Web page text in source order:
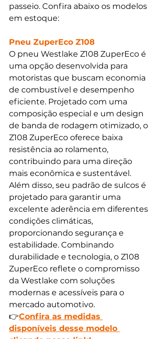
passeio. Confira abaixo os modelos
em estoque:
Pneu ZuperEco Z108
O pneu Westlake Z108 ZuperEco é
uma opção desenvolvida para
motoristas que buscam economia
de combustível e desempenho
eficiente. Projetado com uma
composição especial e um design
de banda de rodagem otimizado, o
Z108 ZuperEco oferece baixa
resistência ao rolamento,
contribuindo para uma direção
mais econômica e sustentável.
Além disso, seu padrão de sulcos é
projetado para garantir uma
excelente aderência em diferentes
condições climáticas,
proporcionando segurança e
estabilidade. Combinando
durabilidade e tecnologia, o Z108
ZuperEco reflete o compromisso
da Westlake com soluções
modernas e acessíveis para o
mercado automotivo.
👉Confira as medidas
disponíveis desse modelo